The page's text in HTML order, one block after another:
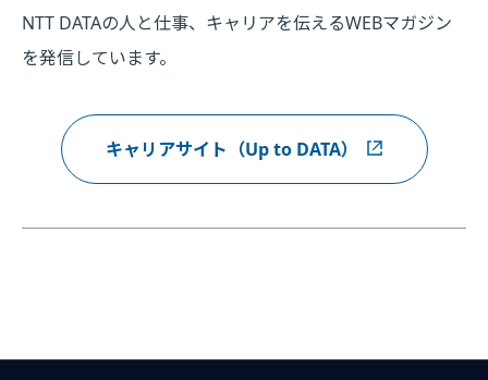
NTT DATAの人と仕事、キャリアを伝えるWEBマガジン
を発信しています。
キャリアサイト（Up to DATA）